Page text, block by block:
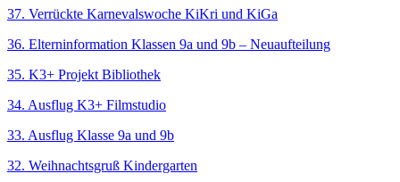
37. Verrückte Karnevalswoche KiKri und KiGa
36. Elterninformation Klassen 9a und 9b – Neuaufteilung
35. K3+ Projekt Bibliothek
34. Ausflug K3+ Filmstudio
33. Ausflug Klasse 9a und 9b
32. Weihnachtsgruß Kindergarten